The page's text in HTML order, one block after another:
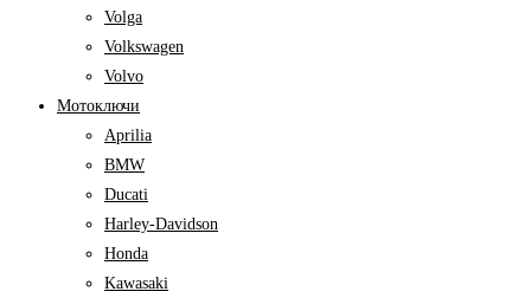
Volga
Volkswagen
Volvo
Мотоключи
Aprilia
BMW
Ducati
Harley-Davidson
Honda
Kawasaki